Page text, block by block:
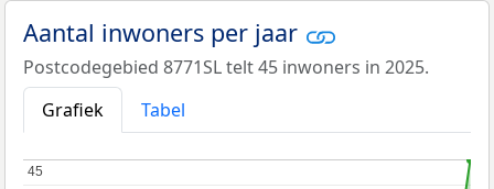
Aantal inwoners per jaar
Postcodegebied 8771SL telt 45 inwoners in 2025.
Grafiek
Tabel
45
45